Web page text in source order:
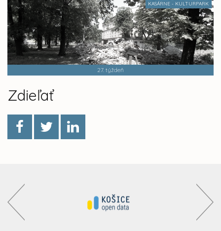
KASÁRNE - KULTURPARK
27. týždeň
Zdieľať